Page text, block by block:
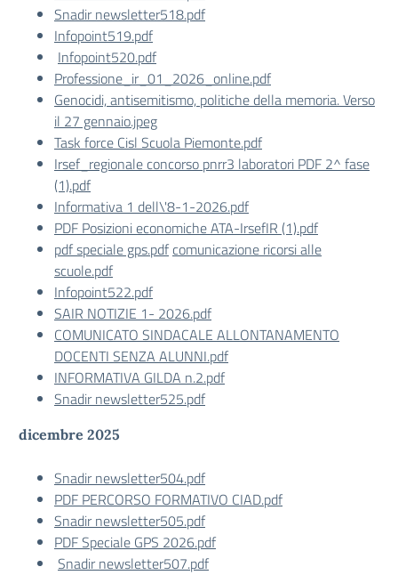
Snadir newsletter518.pdf
Infopoint519.pdf
Infopoint520.pdf
Professione_ir_01_2026_online.pdf
Genocidi, antisemitismo, politiche della memoria. Verso
il 27 gennaio.jpeg
Task force Cisl Scuola Piemonte.pdf
Irsef_regionale concorso pnrr3 laboratori PDF 2^ fase
(1).pdf
Informativa 1 dell\'8-1-2026.pdf
PDF Posizioni economiche ATA-IrsefIR (1).pdf
pdf speciale gps.pdf comunicazione ricorsi alle
scuole.pdf
Infopoint522.pdf
SAIR NOTIZIE 1- 2026.pdf
COMUNICATO SINDACALE ALLONTANAMENTO
DOCENTI SENZA ALUNNI.pdf
INFORMATIVA GILDA n.2.pdf
Snadir newsletter525.pdf
dicembre 2025
Snadir newsletter504.pdf
PDF PERCORSO FORMATIVO CIAD.pdf
Snadir newsletter505.pdf
PDF Speciale GPS 2026.pdf
Snadir newsletter507.pdf